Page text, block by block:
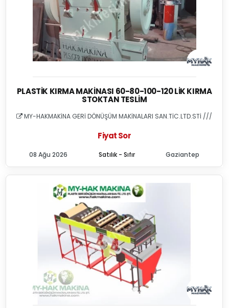
PLASTIK KIRMA MAKINASI 60-80-100-120 LIK KIRMA
STOKTAN TESLIM
MY-HAKMAKİNA GERİ DÖNÜŞÜM MAKİNALARI SAN.TİC.LTD.STİ ///
Fiyat Sor
Satılık - Sıfır
08 Ağu 2026 Gaziantep